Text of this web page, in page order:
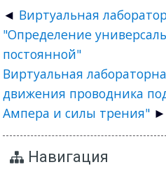
Виртуальная
"Определение
постоянной"
Виртуальная
движения проводника
Ампера и силы трения"
Навигация